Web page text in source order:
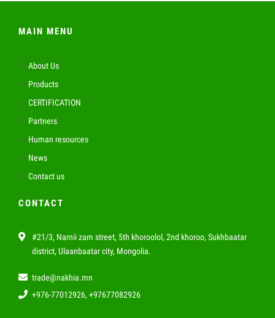
MAIN MENU
About Us
Products
CERTIFICATION
Partners
Human resources
News
Contact us
CONTACT
#21/3, Narnii zam street, 5th khoroolol, 2nd khoroo, Sukhbaatar
district, Ulaanbaatar city, Mongolia.
trade@nakhia.mn
+976-77012926, +97677082926